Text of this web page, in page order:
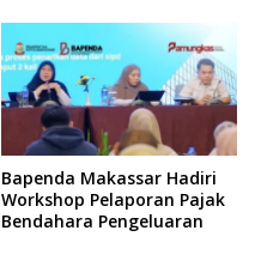
Bapenda Makassar Hadiri
Workshop Pelaporan Pajak
Bendahara Pengeluaran